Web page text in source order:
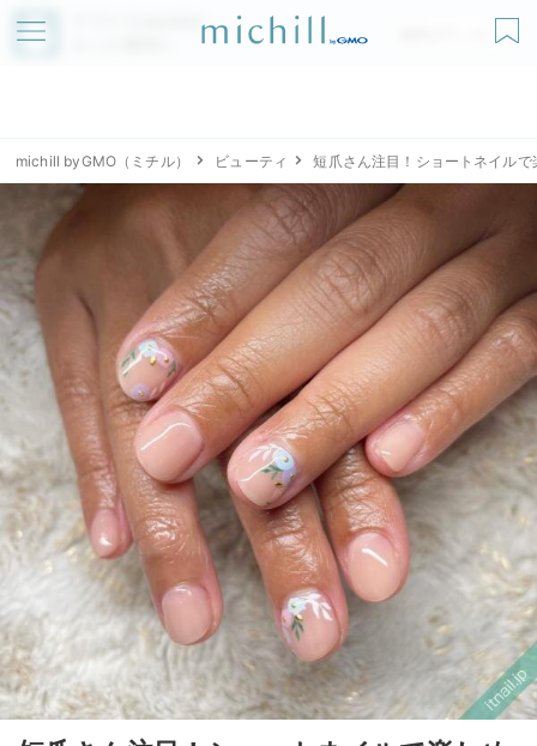
アプリでmichillが
無料ダウンロード
michill byGMO（ミチル） ビューティ 短爪さん注目！ショートネイル